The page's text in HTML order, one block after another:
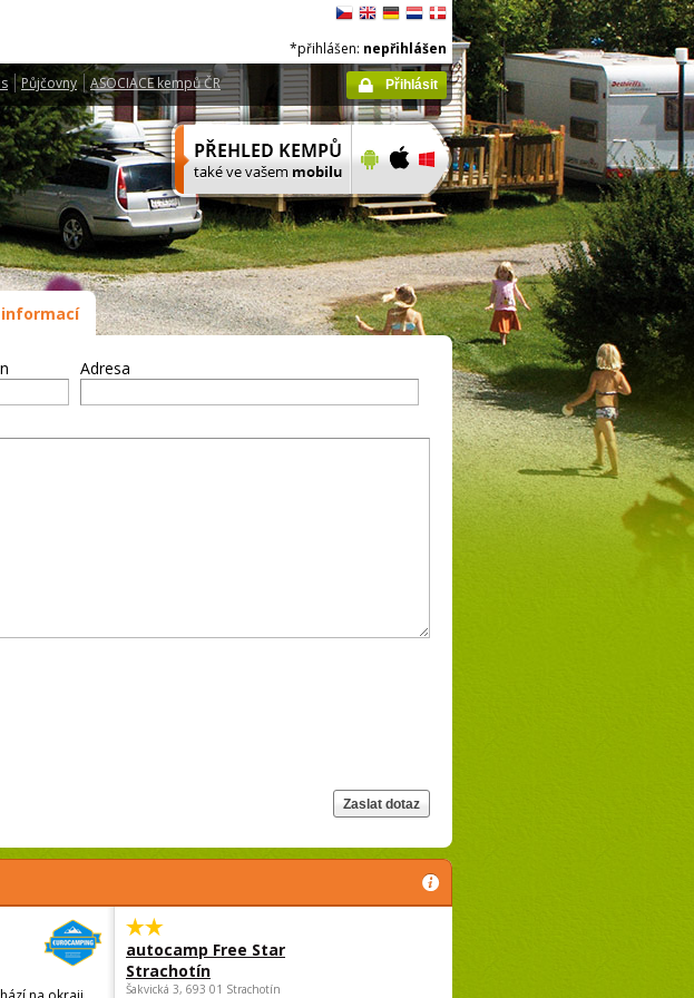
Půjčovny ASOCIACE kempů ČR
*přihlášen: nepřihlášen
Přihlásit
Adresa
autocamp Free Star
Strachotín
Šakvická 3, 693 01 Strachotín